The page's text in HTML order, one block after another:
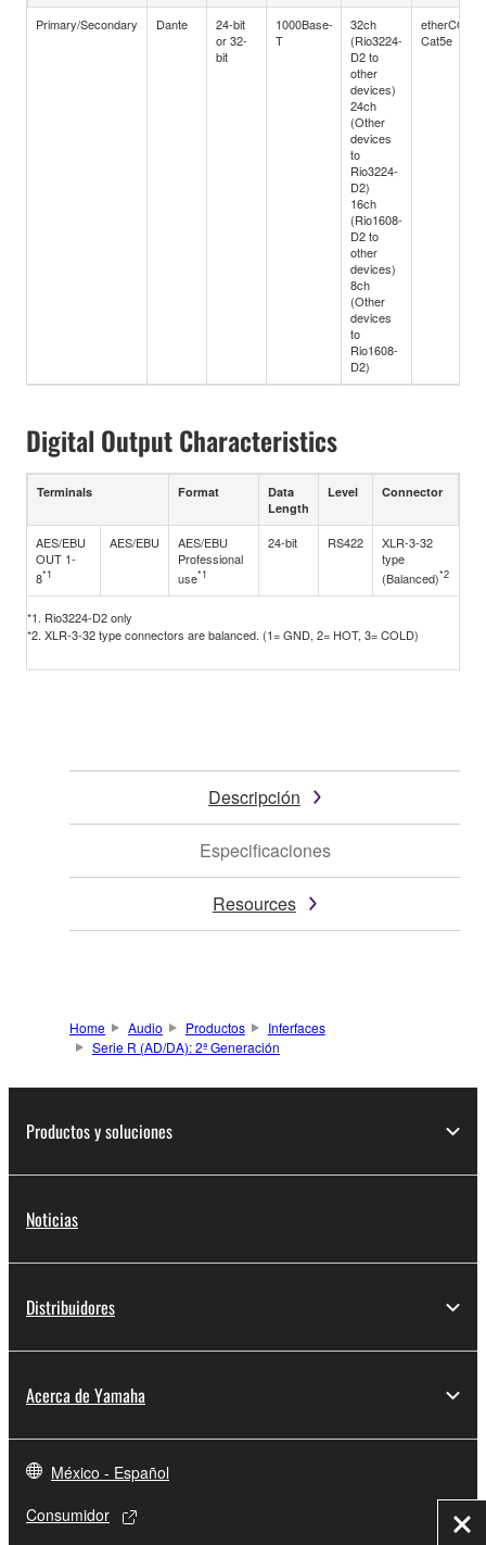
Primary/Secondary Dante
24-bit
or 32-
bit
1000Base-
T
32ch
(Rio3224-
D2 to
other
devices)
24ch
(Other
devices
to
Rio3224-
D2)
16ch
(Rio1608-
D2 to
other
devices)
8ch
(Other
devices
to
Rio1608-
D2)
etherCON
Cat5e
Digital Output Characteristics
Terminals Format
Data
Length
Level Connector
AES/EBU
OUT 1-
8*1
AES/EBU
AES/EBU
Professional
use*1
24-bit RS422
XLR-3-32
type
(Balanced)*2
*1. Rio3224-D2 only
*2. XLR-3-32 type connectors are balanced. (1= GND, 2= HOT, 3= COLD)
Descripción
Especificaciones
Resources
Home Audio Productos
Inferfaces
Serie R (AD/DA): 2ª Generación
Productos y soluciones
Noticias
Distribuidores
Acerca de Yamaha
México - Español
Consumidor